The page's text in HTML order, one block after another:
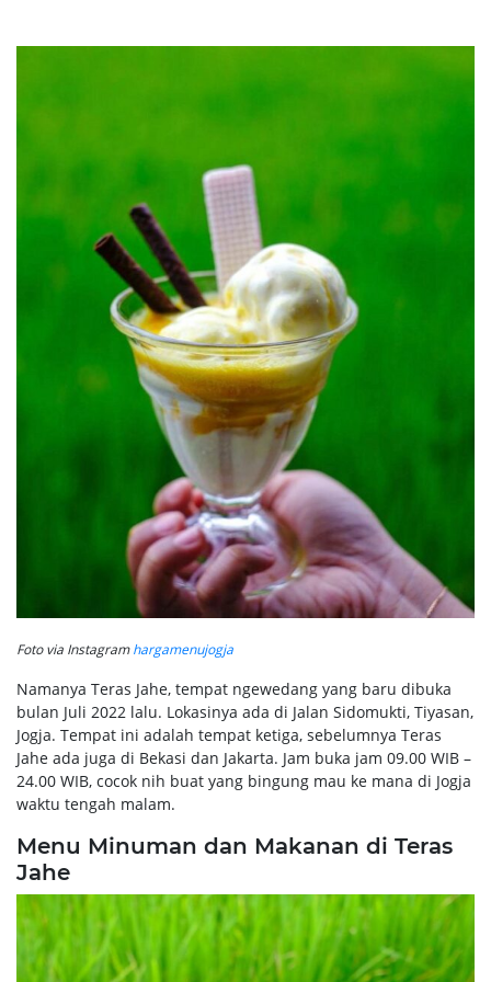
Foto via Instagramhargamenujogja
Namanya Teras Jahe, tempat ngewedang yang baru dibuka
bulan Juli 2022 lalu. Lokasinya ada di Jalan Sidomukti, Tiyasan,
Jogja. Tempat ini adalah tempat ketiga, sebelumnya Teras
Jahe ada juga di Bekasi dan Jakarta. Jam buka jam 09.00 WIB –
24.00 WIB, cocok nih buat yang bingung mau ke mana di Jogja
waktu tengah malam.
Menu Minuman dan Makanan di Teras
Jahe